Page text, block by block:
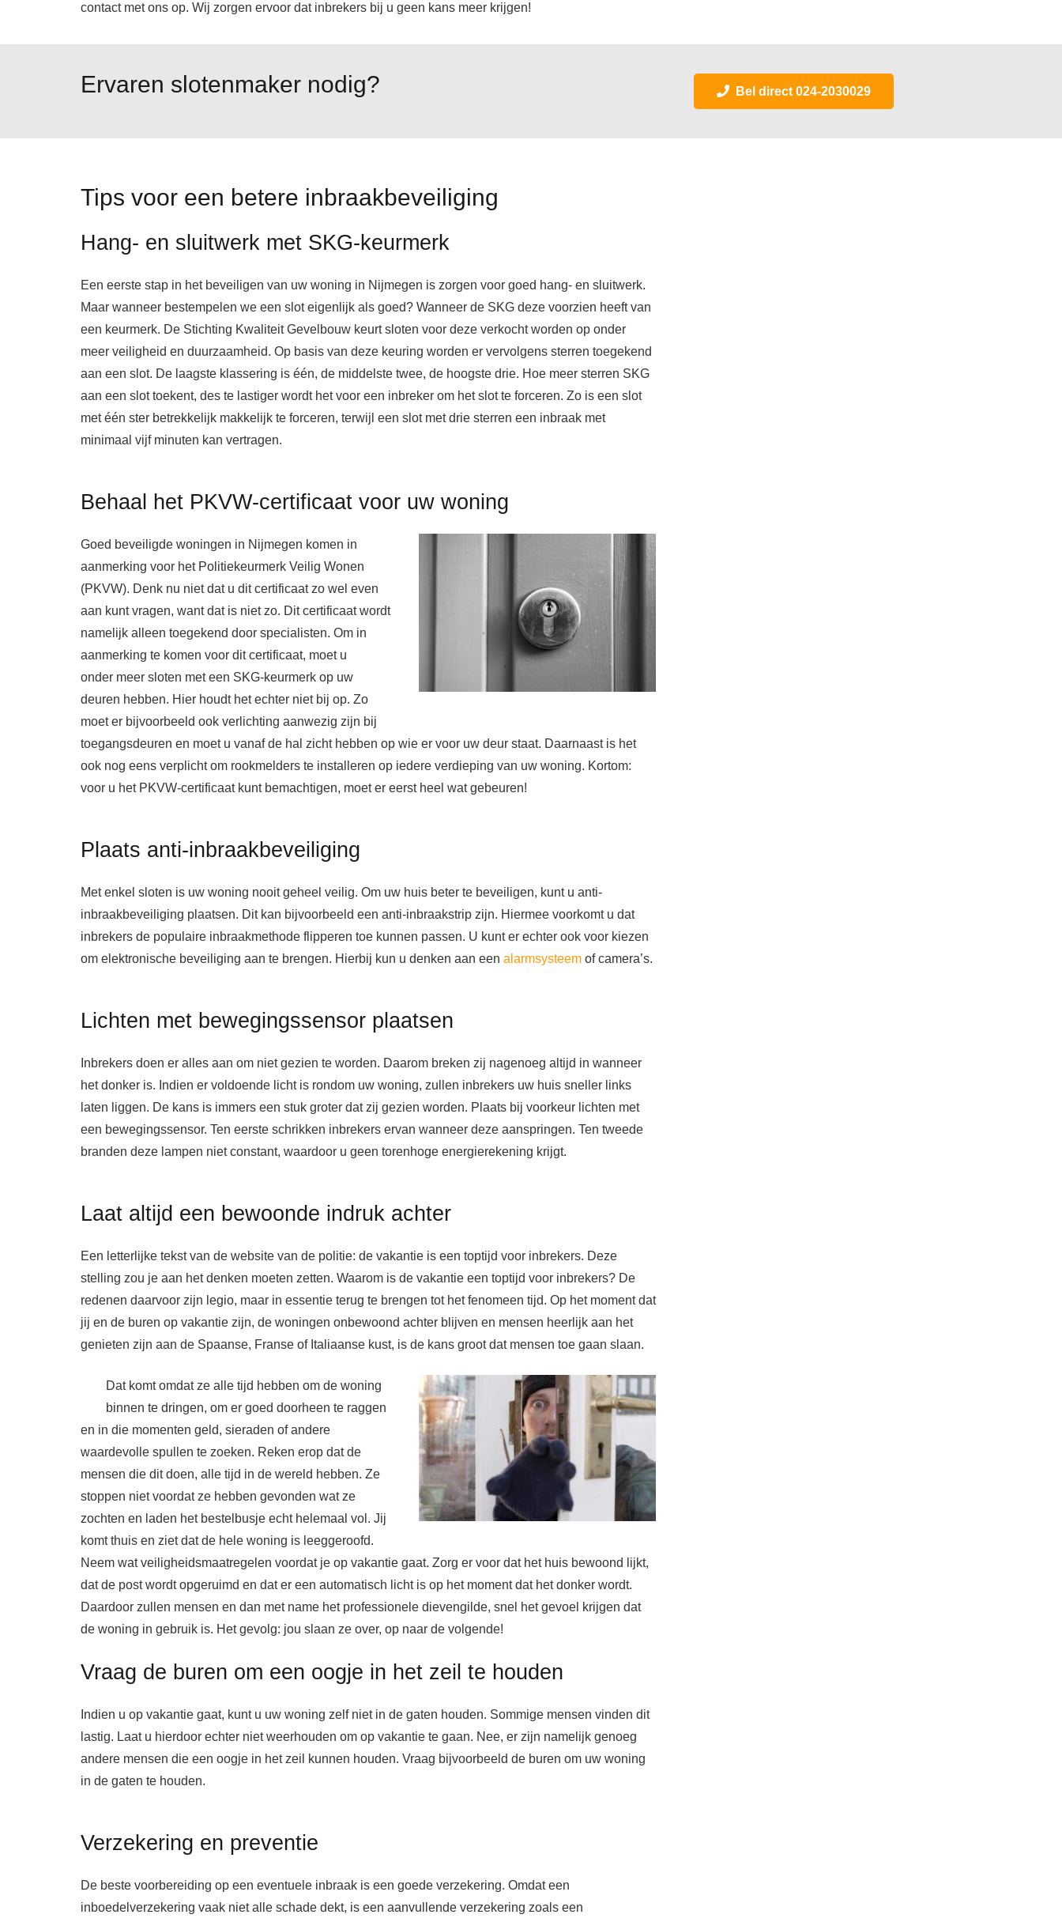
contact met ons op. Wij zorgen ervoor dat inbrekers bij u geen kans meer krijgen!
Ervaren slotenmaker nodig? Bel direct 024-2030029
Tips voor een betere inbraakbeveiliging
Hang- en sluitwerk met SKG-keurmerk
Een eerste stap in het beveiligen van uw woning in Nijmegen is zorgen voor goed hang- en sluitwerk.
Maar wanneer bestempelen we een slot eigenlijk als goed? Wanneer de SKG deze voorzien heeft van
een keurmerk. De Stichting Kwaliteit Gevelbouw keurt sloten voor deze verkocht worden op onder
meer veiligheid en duurzaamheid. Op basis van deze keuring worden er vervolgens sterren toegekend
aan een slot. De laagste klassering is één, de middelste twee, de hoogste drie. Hoe meer sterren SKG
aan een slot toekent, des te lastiger wordt het voor een inbreker om het slot te forceren. Zo is een slot
met één ster betrekkelijk makkelijk te forceren, terwijl een slot met drie sterren een inbraak met
minimaal vijf minuten kan vertragen.
Behaal het PKVW-certificaat voor uw woning
Goed beveiligde woningen in Nijmegen komen in
aanmerking voor het Politiekeurmerk Veilig Wonen
(PKVW). Denk nu niet dat u dit certificaat zo wel even
aan kunt vragen, want dat is niet zo. Dit certificaat wordt
namelijk alleen toegekend door specialisten. Om in
aanmerking te komen voor dit certificaat, moet u
onder meer sloten met een SKG-keurmerk op uw
deuren hebben. Hier houdt het echter niet bij op. Zo
moet er bijvoorbeeld ook verlichting aanwezig zijn bij
toegangsdeuren en moet u vanaf de hal zicht hebben op wie er voor uw deur staat. Daarnaast is het
ook nog eens verplicht om rookmelders te installeren op iedere verdieping van uw woning. Kortom:
voor u het PKVW-certificaat kunt bemachtigen, moet er eerst heel wat gebeuren!
Plaats anti-inbraakbeveiliging
Met enkel sloten is uw woning nooit geheel veilig. Om uw huis beter te beveiligen, kunt u anti-
inbraakbeveiliging plaatsen. Dit kan bijvoorbeeld een anti-inbraakstrip zijn. Hiermee voorkomt u dat
inbrekers de populaire inbraakmethode flipperen toe kunnen passen. U kunt er echter ook voor kiezen
om elektronische beveiliging aan te brengen. Hierbij kun u denken aan een alarmsysteem of camera’s.
Lichten met bewegingssensor plaatsen
Inbrekers doen er alles aan om niet gezien te worden. Daarom breken zij nagenoeg altijd in wanneer
het donker is. Indien er voldoende licht is rondom uw woning, zullen inbrekers uw huis sneller links
laten liggen. De kans is immers een stuk groter dat zij gezien worden. Plaats bij voorkeur lichten met
een bewegingssensor. Ten eerste schrikken inbrekers ervan wanneer deze aanspringen. Ten tweede
branden deze lampen niet constant, waardoor u geen torenhoge energierekening krijgt.
Laat altijd een bewoonde indruk achter
Een letterlijke tekst van de website van de politie: de vakantie is een toptijd voor inbrekers. Deze
stelling zou je aan het denken moeten zetten. Waarom is de vakantie een toptijd voor inbrekers? De
redenen daarvoor zijn legio, maar in essentie terug te brengen tot het fenomeen tijd. Op het moment dat
jij en de buren op vakantie zijn, de woningen onbewoond achter blijven en mensen heerlijk aan het
genieten zijn aan de Spaanse, Franse of Italiaanse kust, is de kans groot dat mensen toe gaan slaan.
Dat komt omdat ze alle tijd hebben om de woning
binnen te dringen, om er goed doorheen te raggen
en in die momenten geld, sieraden of andere
waardevolle spullen te zoeken. Reken erop dat de
mensen die dit doen, alle tijd in de wereld hebben. Ze
stoppen niet voordat ze hebben gevonden wat ze
zochten en laden het bestelbusje echt helemaal vol. Jij
komt thuis en ziet dat de hele woning is leeggeroofd.
Neem wat veiligheidsmaatregelen voordat je op vakantie gaat. Zorg er voor dat het huis bewoond lijkt,
dat de post wordt opgeruimd en dat er een automatisch licht is op het moment dat het donker wordt.
Daardoor zullen mensen en dan met name het professionele dievengilde, snel het gevoel krijgen dat
de woning in gebruik is. Het gevolg: jou slaan ze over, op naar de volgende!
Vraag de buren om een oogje in het zeil te houden
Indien u op vakantie gaat, kunt u uw woning zelf niet in de gaten houden. Sommige mensen vinden dit
lastig. Laat u hierdoor echter niet weerhouden om op vakantie te gaan. Nee, er zijn namelijk genoeg
andere mensen die een oogje in het zeil kunnen houden. Vraag bijvoorbeeld de buren om uw woning
in de gaten te houden.
Verzekering en preventie
De beste voorbereiding op een eventuele inbraak is een goede verzekering. Omdat een
inboedelverzekering vaak niet alle schade dekt, is een aanvullende verzekering zoals een